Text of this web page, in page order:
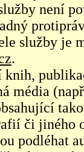
není
služby je
.
média
či jiného
podléhat